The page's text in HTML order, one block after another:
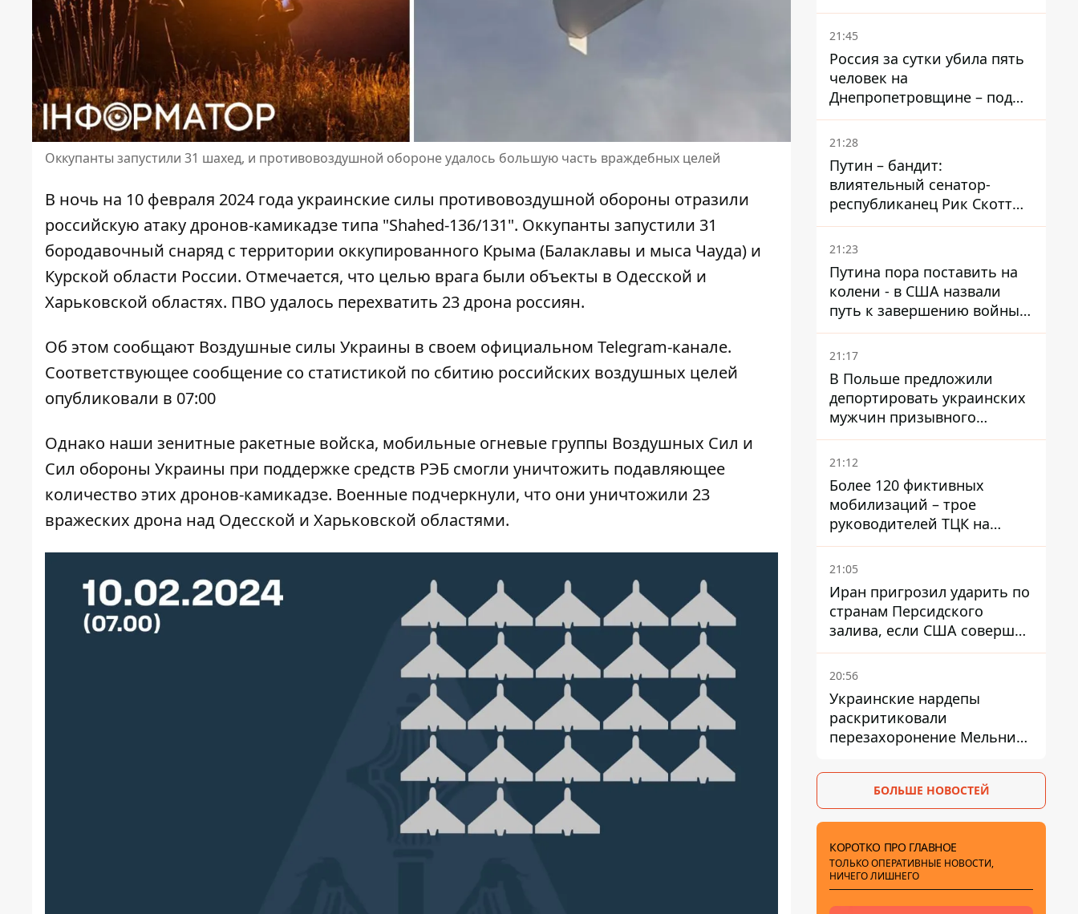
Оккупанты запустили 31 шахед, и противовоздушной обороне удалось большую часть враждебных целей
В ночь на 10 февраля 2024 года украинские силы противовоздушной обороны отразили
российскую атаку дронов-камикадзе типа "Shahed-136/131". Оккупанты запустили 31
бородавочный снаряд с территории оккупированного Крыма (Балаклавы и мыса Чауда) и
Курской области России. Отмечается, что целью врага были объекты в Одесской и
Харьковской областях. ПВО удалось перехватить 23 дрона россиян.
Об этом сообщают Воздушные силы Украины в своем официальном Telegram-канале.
Соответствующее сообщение со статистикой по сбитию российских воздушных целей
опубликовали в 07:00
Однако наши зенитные ракетные войска, мобильные огневые группы Воздушных Сил и
Сил обороны Украины при поддержке средств РЭБ смогли уничтожить подавляющее
количество этих дронов-камикадзе. Военные подчеркнули, что они уничтожили 23
вражеских дрона над Одесской и Харьковской областями.
– он возглавил народное
голосование
21:45
Россия за сутки убила пять
человек на
Днепропетровщине – под
ударами оказались пять
районов области
21:28
Путин – бандит:
влиятельный сенатор-
республиканец Рик Скотт
призвал Конгресс привлечь
РФ к ответственности за
21:23
Путина пора поставить на
колени - в США назвали
путь к завершению войны -
National Security Journal
21:17
В Польше предложили
депортировать украинских
мужчин призывного
возраста - кого это может
затронуть
21:12
Более 120 фиктивных
мобилизаций – трое
руководителей ТЦК на
Волыни и Буковине
получили подозрения за
21:05
Иран пригрозил ударить по
странам Персидского
залива, если США совершат
хотя бы одну атаку - Reuters
20:56
Украинские нардепы
раскритиковали
перезахоронение Мельника
дипломатической изоляции
БОЛЬШЕ НОВОСТЕЙ
КОРОТКО ПРО ГЛАВНОЕ
ТОЛЬКО ОПЕРАТИВНЫЕ НОВОСТИ,
НИЧЕГО ЛИШНЕГО